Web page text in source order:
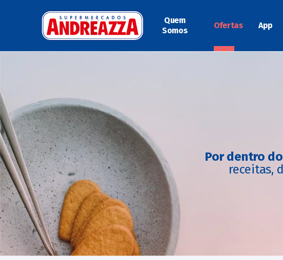
Quem
Somos
Ofertas App
Por dentro
receitas,